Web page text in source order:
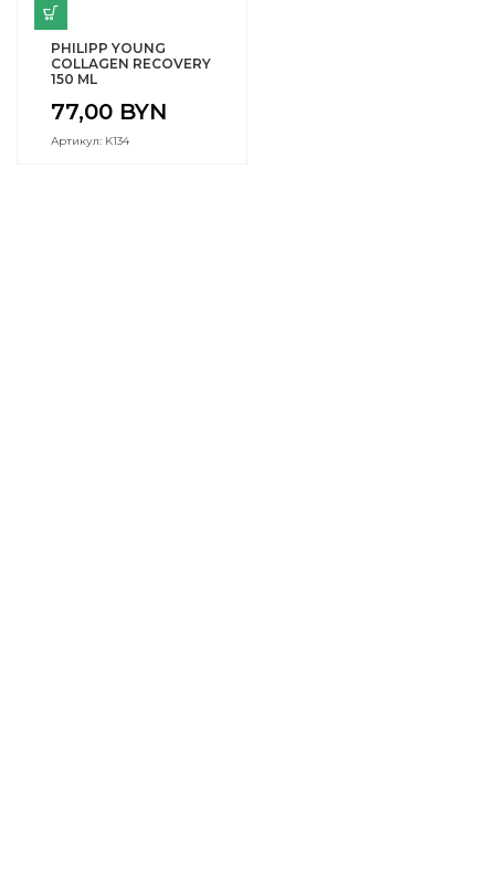
PHILIPP YOUNG
COLLAGEN RECOVERY
150 ML
77,00 BYN
Артикул: K134